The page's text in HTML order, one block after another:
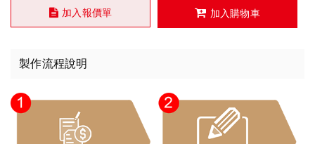
加入報價單 加入購物車
製作流程說明